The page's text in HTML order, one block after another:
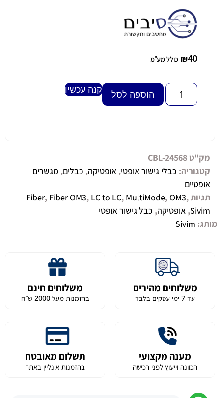
₪40 כולל מע"מ
הוספה לסל קנה עכשיו
מק"ט CBL-24568
קטגוריה: כבלי גישור אופטי, אופטיקה, כבלים, מגשרים
אופטיים
תגיות
Fiber, Fiber OM3, LC to LC, MultiMode, OM3,
Sivim
, אופטיקה, כבל גישור אופטי
מותג: Sivim
משלוחים מהירים
עד 7 ימי עסקים בלבד
משלוחים חינם
בהזמנות מעל 2000 ש״ח
מענה מקצועי
הכוונה וייעוץ לפני רכישה
תשלום מאובטח
בהזמנות אונליין באתר